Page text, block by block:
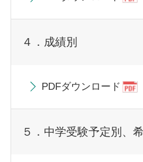
４．成績別
PDFダウンロード
５．中学受験予定別、